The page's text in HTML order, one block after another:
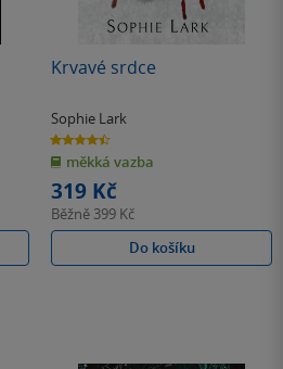
Krvavé srdce
Sophie Lark
4.5
z
5
hvězdiček
měkká vazba
319 Kč
Běžně 399 Kč
Do košíku